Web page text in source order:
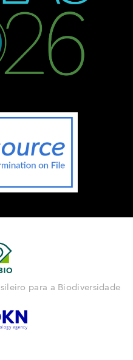
para a Biodiversidade